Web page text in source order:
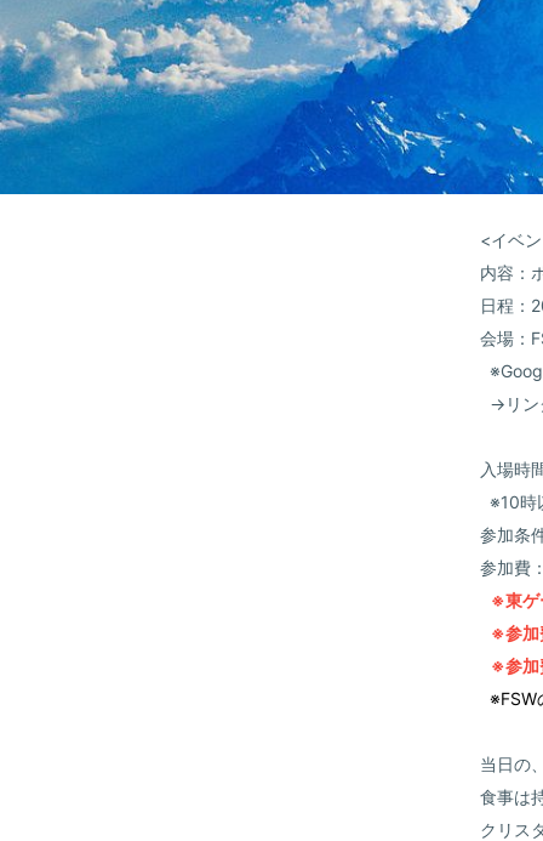
<イベ
内容：
日程：
会場：
→リン
入場時
※10時
参加条
参加費
※東ゲ
※参加
※参加
※FSW
当日の
食事は
クリス